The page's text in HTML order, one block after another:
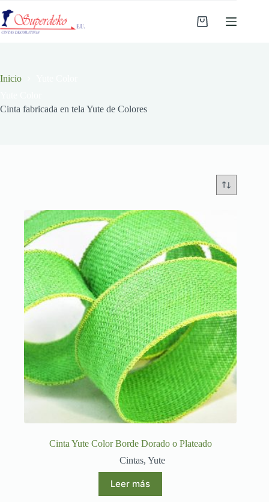
al
contenido
Carro
Inicio
Cinta fabricada en tela Yute de Colores
Cinta Yute Color Borde Dorado o Plateado
Cintas,Yute
Leer más